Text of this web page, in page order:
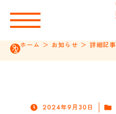
ホーム ＞ お知らせ ＞ 詳細記事
2024年9月30日